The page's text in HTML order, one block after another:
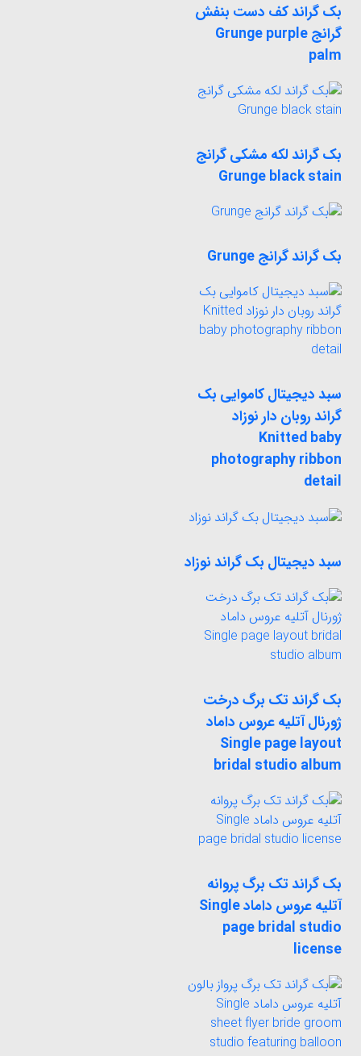
بک گراند کف دست بنفش
گرانج Grunge purple
palm
بک گراند لکه مشکی گرانج
Grunge black stain
بک گراند گرانج Grunge
سبد دیجیتال کاموایی بک
گراند روبان دار نوزاد
Knitted baby
photography ribbon
detail
سبد دیجیتال بک گراند نوزاد
بک گراند تک برگ درخت
ژورنال آتلیه عروس داماد
Single page layout
bridal studio album
بک گراند تک برگ پروانه
آتلیه عروس داماد Single
page bridal studio
license